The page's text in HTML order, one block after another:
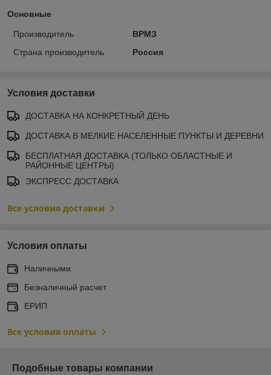
Основные
Производитель
ВРМЗ
Страна производитель
Россия
Условия доставки
ДОСТАВКА НА КОНКРЕТНЫЙ ДЕНЬ
ДОСТАВКА В МЕЛКИЕ НАСЕЛЕННЫЕ ПУНКТЫ И ДЕРЕВНИ
БЕСПЛАТНАЯ ДОСТАВКА (ТОЛЬКО ОБЛАСТНЫЕ И
РАЙОННЫЕ ЦЕНТРЫ)
ЭКСПРЕСС ДОСТАВКА
Все условия доставки
Условия оплаты
Наличными
Безналичный расчет
ЕРИП
Все условия оплаты
Подобные товары компании